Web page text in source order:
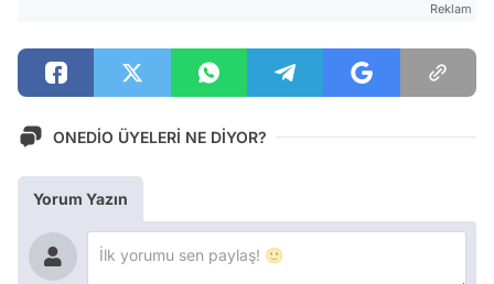
Reklam
ONEDİO ÜYELERİ NE DİYOR?
Yorum Yazın